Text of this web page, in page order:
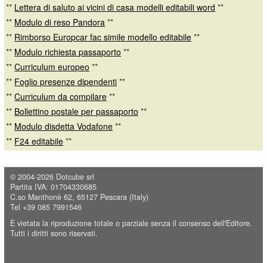
** Lettera di saluto ai vicini di casa modelli editabili word **
** Modulo di reso Pandora **
** Rimborso Europcar fac simile modello editabile **
** Modulo richiesta passaporto **
**Curriculum europeo **
** Foglio presenze dipendenti **
**Curriculum da compilare **
** Bollettino postale per passaporto **
** Modulo disdetta Vodafone **
** F24 editabile **
© 2004-2026 Dotcube srl
Partita IVA: 01704330685
C.so Manthonè 62, 65127 Pescara (Italy)
Tel +39 085 7991546
È vietata la riproduzione totale o parziale senza il consenso dell'Editore.
Tutti i diritti sono riservati.